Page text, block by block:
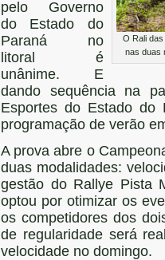
O Rali
nas duas
pelo Governo
do Estado do
Paraná no
litoral é
unânime. E
dando sequência na
Esportes do Estado
programação de verão
A prova abre o
duas modalidades:
gestão do Rallye Pista
optou por otimizar os
os competidores dos
de regularidade será
velocidade no domingo.